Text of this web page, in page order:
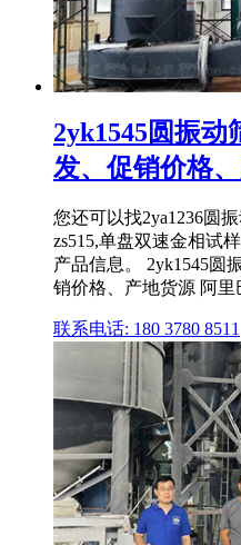
2yk1545圆振动
发、促销价格
您还可以找2ya1236圆
zs515,单盘双速金相试
产品信息。 2yk1545圆
销价格、产地货源 阿里
联系电话: 180 3780 8511